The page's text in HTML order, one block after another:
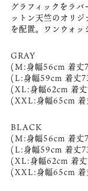
グラフィックをラ
ットン天竺のオリ
を配置。ワンウォ
GRAY
(M:身幅56cm 着
(L:身幅59cm 着丈
(XL:身幅62cm 着
(XXL:身幅65cm
BLACK
(M:身幅56cm 着
(L:身幅59cm 着丈
(XL:身幅62cm 着
(XXL:身幅65cm